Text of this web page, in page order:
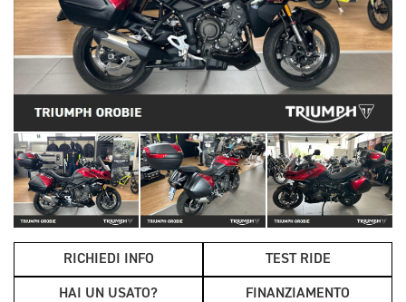
RICHIEDI INFO TEST RIDE
HAI UN USATO? FINANZIAMENTO